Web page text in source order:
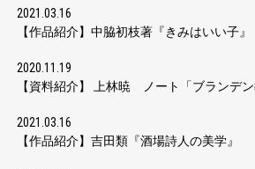
2021.03.16
【作品紹介】中脇初枝著『きみはいい子』
2020.11.19
【資料紹介】 上林暁 ノート「ブランデン
2021.03.16
【作品紹介】吉田類『酒場詩人の美学』